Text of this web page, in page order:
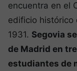
encuentra en el
edificio histórico
1931. Segovia
de Madrid en
estudiantes de